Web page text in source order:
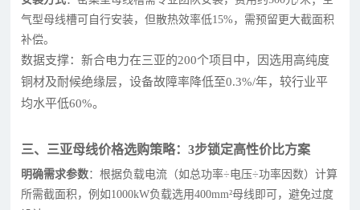
气型母线槽可自行安装，但散热效率低15%，需预留更大截面积
补偿。
数据支撑：新合电力在三亚的200个项目中，因选用高纯度
铜材及耐候绝缘层，设备故障率降低至0.3%/年，较行业平
均水平低60%。
三、三亚母线价格选购策略：3步锁定高性价比方案
明确需求参数：根据负载电流（如总功率÷电压÷功率因数）计算
所需截面积，例如1000kW负载选用400mm²母线即可，避免过度